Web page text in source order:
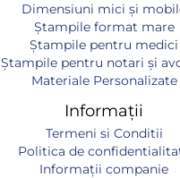
Dimensiuni mici și
Ștampile format mare
Ștampile pentru medici
Ștampile pentru notari și
Materiale Personalizate
Informații
Termeni si Conditii
Politica de
Informaţii companie